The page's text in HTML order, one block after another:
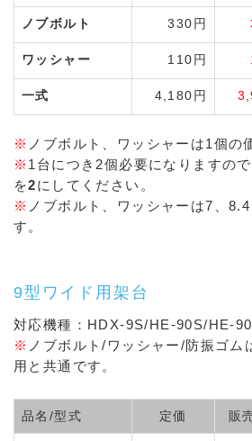
ノブボルト 330円
ワッシャー 110円
一式 4,180円
※ ノブボルト、ワッシャーは1個の
※ 1台につき2個必要になりますの
を2にしてください。
※ ノブボルト、ワッシャーは7、
す。
9型ワイド用架台
対応機種：HDX-9S/HE-90S/HE-
※ ノブボルト/ワッシャー/防振ゴム
用と共通です。
品名/型式 定価 販